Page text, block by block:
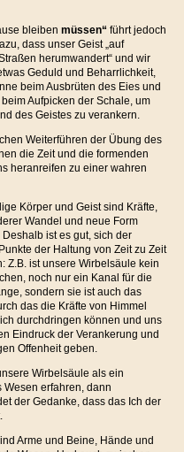
bleiben müssen“ führt jedoch
dass unser Geist „auf
herumwandert“ und wir
Geduld und Beharrlichkeit,
beim Ausbrüten des Eies und
Aufpicken der Schale, um
des Geistes zu verankern.
Weiterführen der Übung des
die Zeit und die formenden
heranreifen zu einer wahren
Körper und Geist sind Kräfte,
Wandel und neue Form
Deshalb ist es gut, sich der
der Haltung von Zeit zu Zeit
Z.B. ist unsere Wirbelsäule kein
noch nur ein Kanal für die
sondern sie ist auch das
das die Kräfte von Himmel
durchdringen können und uns
Eindruck der Verankerung und
Offenheit geben.
Wirbelsäule als ein
Wesen erfahren, dann
der Gedanke, dass das Ich der
Arme und Beine, Hände und